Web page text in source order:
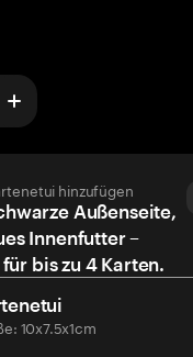
hinzufügen
Außenseite,
Innenfutter –
bis zu 4 Karten.
10x7.5x1cm